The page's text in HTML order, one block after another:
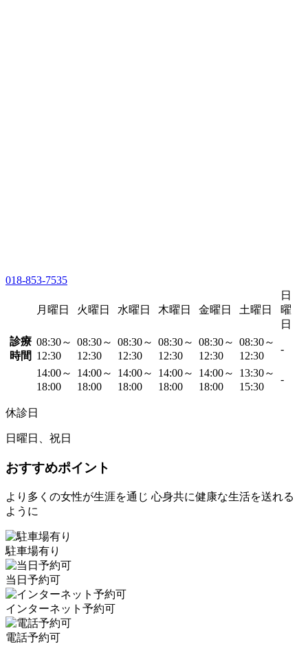
018-853-7535
月曜日 火曜日 水曜日 木曜日 金曜日 土曜日
日
曜
日
診療
時間
08:30～
12:30
08:30～
12:30
08:30～
12:30
08:30～
12:30
08:30～
12:30
08:30～
12:30
-
14:00～
18:00
14:00～
18:00
14:00～
18:00
14:00～
18:00
14:00～
18:00
13:30～
15:30
-
休診日
日曜日、祝日
おすすめポイント
より多くの女性が生涯を通じ 心身共に健康な生活を送れる
ように
駐車場有り
当日予約可
インターネット予約可
電話予約可